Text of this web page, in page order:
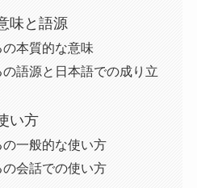
味と語源
本質的な意味
語源と日本語での成り立
い方
一般的な使い方
会話での使い方